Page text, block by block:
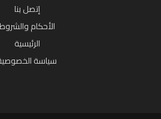
إتصل بنا
الأحكام والشروط
الرئيسية
سياسة